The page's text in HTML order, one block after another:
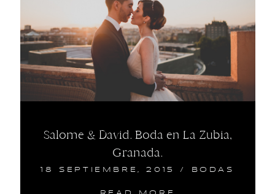
Salome & David. Boda en La Zubia,
Granada.
18 SEPTIEMBRE, 2015 / BODAS
GRANADA, ESPAÑA
+34 652592145